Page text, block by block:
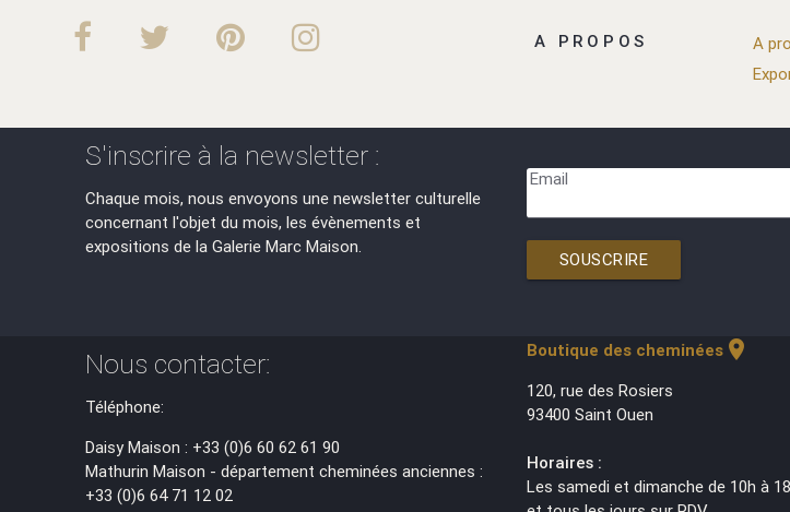
A PROPOS A
S'inscrire à la newsletter :
Chaque mois, nous envoyons une newsletter culturelle
concernant l'objet du mois, les évènements et
expositions de la Galerie Marc Maison.
Email
SOUSCRIRE
Nous contacter:
Téléphone:
Daisy Maison : +33 (0)6 60 62 61 90
Mathurin Maison - département cheminées anciennes :
+33 (0)6 64 71 12 02
Boutique des cheminéeslocation_on
120, rue des Rosiers
93400 Saint Ouen
Horaires :
Les samedi et dimanche de 10h à